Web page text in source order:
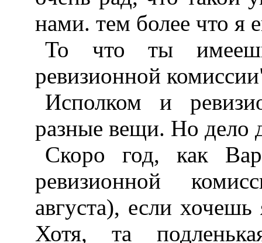
нами. тем более что я
То что ты имеешь
ревизионной
Исполком и
разные вещи. Но дело
Скоро год, как
ревизионной
августа), если
Хотя, та